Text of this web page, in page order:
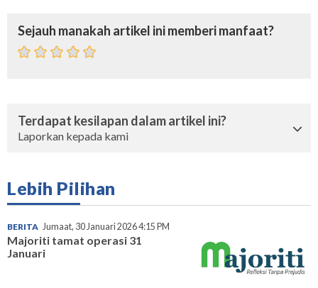
Sejauh manakah artikel ini memberi manfaat?
Terdapat kesilapan dalam artikel ini?
Laporkan kepada kami
Lebih Pilihan
BERITA Jumaat, 30 Januari 2026 4:15 PM
Majoriti tamat operasi 31
Januari